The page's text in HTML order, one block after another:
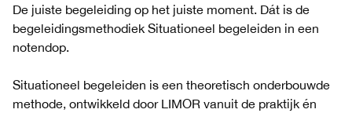
De juiste begeleiding op het juiste moment. Dát is de
begeleidingsmethodiek Situationeel begeleiden in een
notendop.
Situationeel begeleiden is een theoretisch onderbouwde
methode, ontwikkeld door LIMOR vanuit de praktijk én